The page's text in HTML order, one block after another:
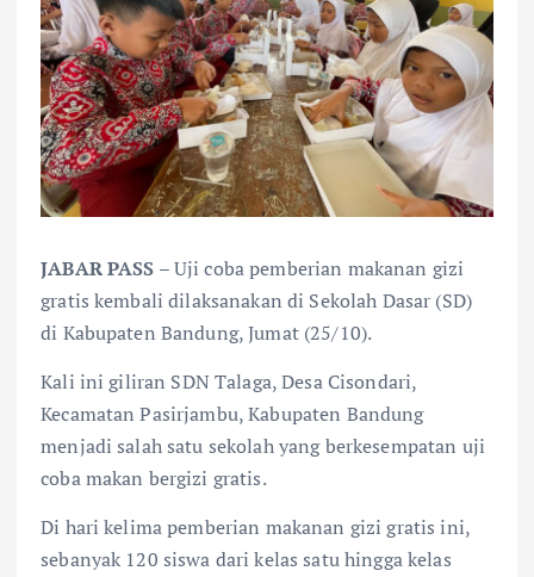
JABAR PASS – Uji coba pemberian makanan gizi
gratis kembali dilaksanakan di Sekolah Dasar (SD)
di Kabupaten Bandung, Jumat (25/10).
Kali ini giliran SDN Talaga, Desa Cisondari,
Kecamatan Pasirjambu, Kabupaten Bandung
menjadi salah satu sekolah yang berkesempatan uji
coba makan bergizi gratis.
Di hari kelima pemberian makanan gizi gratis ini,
sebanyak 120 siswa dari kelas satu hingga kelas